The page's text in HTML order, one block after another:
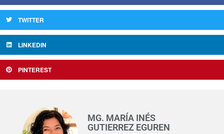
TWITTER
LINKEDIN
PINTEREST
MG. MARÍA INÉS
GUTIERREZ EGUREN